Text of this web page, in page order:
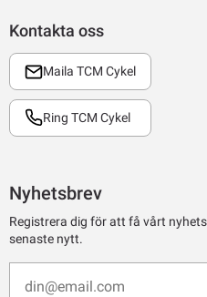
Kontakta oss
Maila TCM Cykel
Ring TCM Cykel
Nyhetsbrev
Registrera dig för att få vårt
senaste nytt.